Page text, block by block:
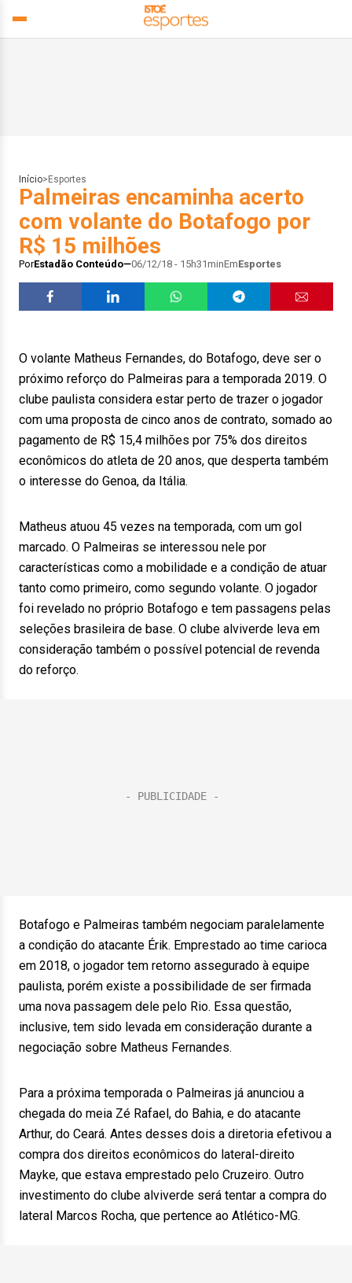
Início> Esportes
Palmeiras encaminha acerto
com volante do Botafogo por
R$ 15 milhões
PorEstadão Conteúdo 06/12/18 - 15h31minEmEsportes
O volante Matheus Fernandes, do Botafogo, deve ser o
próximo reforço do Palmeiras para a temporada 2019. O
clube paulista considera estar perto de trazer o jogador
com uma proposta de cinco anos de contrato, somado ao
pagamento de R$ 15,4 milhões por 75% dos direitos
econômicos do atleta de 20 anos, que desperta também
o interesse do Genoa, da Itália.
Matheus atuou 45 vezes na temporada, com um gol
marcado. O Palmeiras se interessou nele por
características como a mobilidade e a condição de atuar
tanto como primeiro, como segundo volante. O jogador
foi revelado no próprio Botafogo e tem passagens pelas
seleções brasileira de base. O clube alviverde leva em
consideração também o possível potencial de revenda
do reforço.
Botafogo e Palmeiras também negociam paralelamente
a condição do atacante Érik. Emprestado ao time carioca
em 2018, o jogador tem retorno assegurado à equipe
paulista, porém existe a possibilidade de ser firmada
uma nova passagem dele pelo Rio. Essa questão,
inclusive, tem sido levada em consideração durante a
negociação sobre Matheus Fernandes.
Para a próxima temporada o Palmeiras já anunciou a
chegada do meia Zé Rafael, do Bahia, e do atacante
Arthur, do Ceará. Antes desses dois a diretoria efetivou a
compra dos direitos econômicos do lateral-direito
Mayke, que estava emprestado pelo Cruzeiro. Outro
investimento do clube alviverde será tentar a compra do
lateral Marcos Rocha, que pertence ao Atlético-MG.